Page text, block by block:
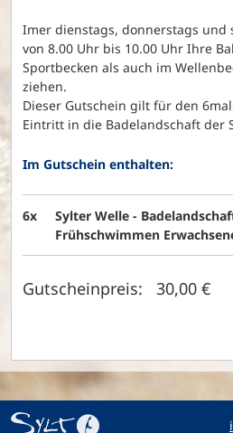
Imer dienstags, donnerstags und
von 8.00 Uhr bis 10.00 Uhr Ihre
Sportbecken als auch im
ziehen.
Dieser Gutschein gilt für den
Eintritt in die Badelandschaft der
Im Gutschein enthalten:
6x
Sylter Welle -
Frühschwimmen
Gutscheinpreis: 30,00 €